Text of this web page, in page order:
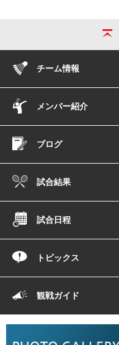
チーム情報
メンバー紹介
ブログ
試合結果
試合日程
トピックス
観戦ガイド